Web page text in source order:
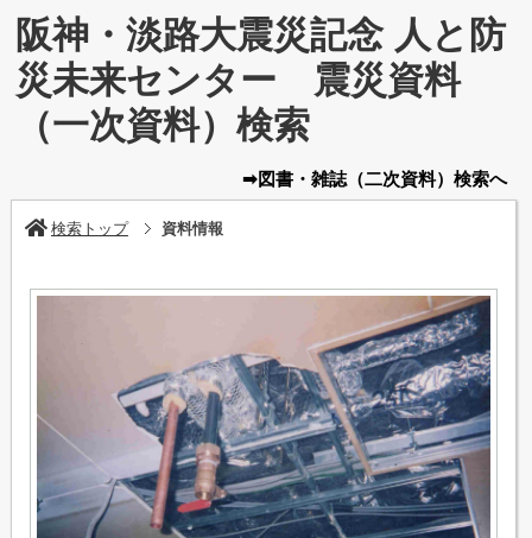
阪神・淡路大震災記念 人と防
災未来センター 震災資料
（一次資料）検索
➡図書・雑誌（二次資料） 検索へ
検索トップ 資料情報